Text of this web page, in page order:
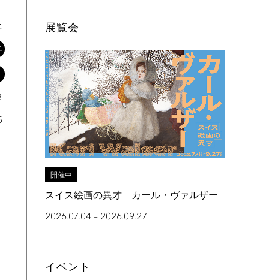
展覧会
開催中
スイス絵画の異才 カール・ヴァルザー
2026.07.04 – 2026.09.27
イベント